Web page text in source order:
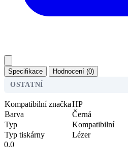
Specifikace
Hodnocení (0)
OSTATNÍ
Kompatibilní značkaHP
Barva
Černá
Typ
Kompatibilní
Typ tiskárny
Lézer
0.0